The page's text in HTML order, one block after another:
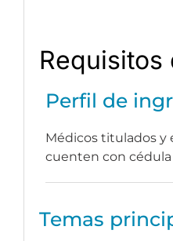
Requisitos
Perfil de
Médicos titulados y
cuenten con
Temas